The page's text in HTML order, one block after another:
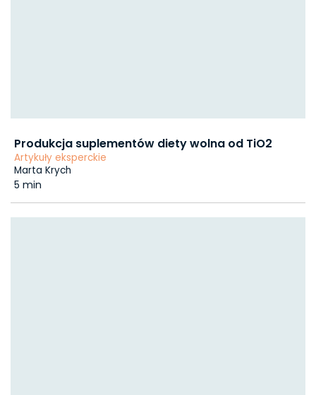
Produkcja suplementów diety wolna od TiO2
Artykuły eksperckie
Marta Krych
5 min